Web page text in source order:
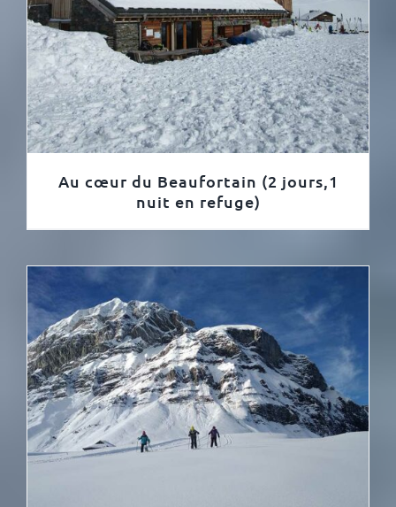
Au cœur du Beaufortain (2 jours,1
nuit en refuge)